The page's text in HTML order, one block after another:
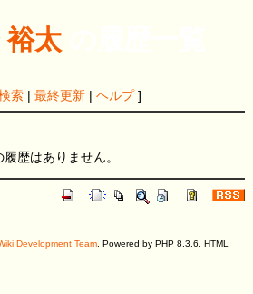
裕太の履歴一覧
索| 最終更新| ヘルプ]
履歴はありません。
Development Team. Powered by PHP 8.3.6. HTML